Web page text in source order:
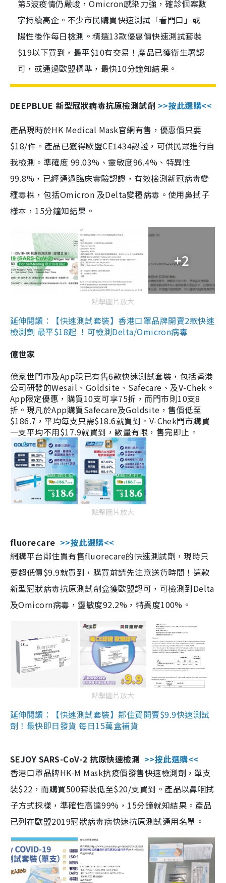
第5波疫情仍嚴峻，Omicron感染力強，確診個案數
字持續高企。不少市民購買快速測試「看門口」或
陽性後作每日檢測。精選13款優惠價快速測試套裝
$19以下買到，最平$10有交易！產品已獲衛生署認
可，或通過歐盟標準，最快10分鐘知結果。
DEEPBLUE 新型冠狀病毒抗原檢測試劑 >>按此選購<<
產品現時於HK Medical Mask官網有售，優惠價只要
$18/件。產品已獲得歐盟CE1434認證，可供民眾進行自
我檢測。準確度 99.03%、靈敏度96.4%、特異性
99.8%，已經通過臨床實驗認證，有效檢測新冠病毒變
種毒株，包括Omicron 及Delta變種病毒。使用鼻拭子
樣本，15分鐘知結果。
+2
點擊圖片放大
延伸閱讀：【快速測試套裝】香港口罩品牌開賣2款快速
檢測劑 最平$18起 ！可檢測Delta/Omicron病毒
億世家
億家世門市及App現已有售6款快速測試套裝，包括香港
公司研發的Wesail、Goldsite、Safecare、及V-Chek。
App限定優惠，購買10支可享75折，而門市則10支8
折。現凡於App購買Safecare及Goldsite，售價低至
$186.7，平均每支只需$18.6就買到。V-Chek門市購買
一支平均不用$17.9就買到，數量有限，售完即止。
點擊圖片放大
fluorecare >>按此選購<<
網購平台鄰住買有售fluorecare的快速測試劑，現時只
要超低價$9.9就買到，購買前請先注意送貨時間！這款
新型冠狀病毒抗原測試劑盒獲歐盟認可，可檢測到Delta
及Omicorn病毒，靈敏度92.2%，特異度100%。
點擊圖片放大
延伸閱讀：【快速測試套裝】鄰住買開賣$9.9快速測試
劑！最快即日發貨 每日15萬盒補貨
SEJOY SARS-CoV-2 抗原快速檢測 >>按此選購<<
香港口罩品牌HK-M Mask抗疫價發售快速檢測劑，單支
裝$22，而購買500套裝低至$20/支買到。產品以鼻咽拭
子方式採樣，準確性高達99%，15分鐘就知結果。產品
已列在歐盟2019冠狀病毒病快速抗原測試通用名單。